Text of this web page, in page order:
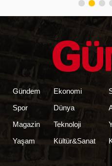
Gündem
Spor
Magazin
Yaşam
Ekonomi
Dünya
Teknoloji
Kültür&Sanat